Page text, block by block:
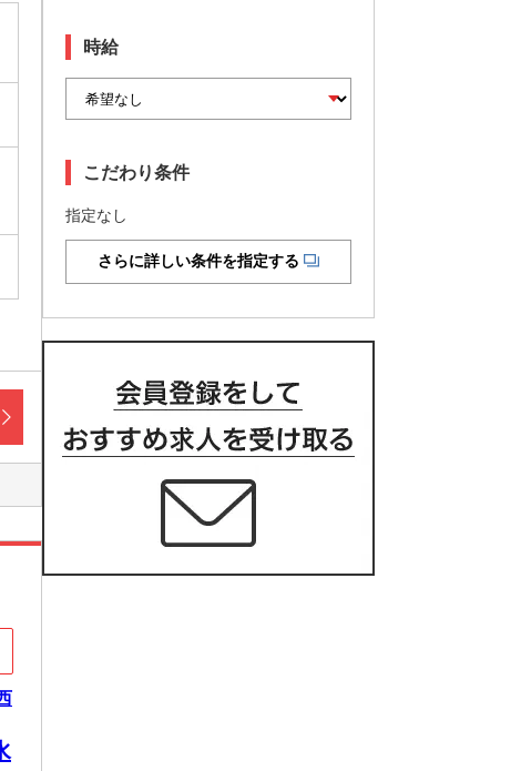
時給
こだわり条件
指定なし
さらに詳しい条件を指定する